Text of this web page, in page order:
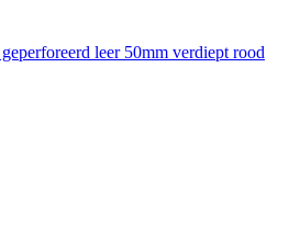
leer 50mm verdiept rood